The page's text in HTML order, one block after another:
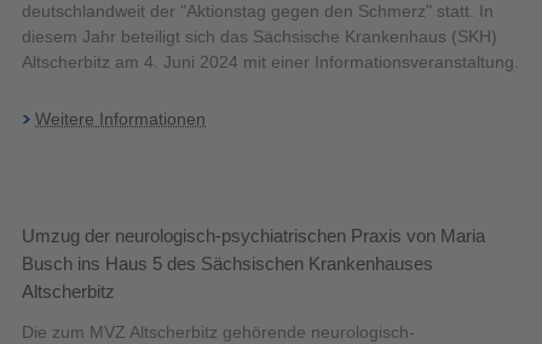
deutschlandweit der "Aktionstag gegen den Schmerz" statt. In
diesem Jahr beteiligt sich das Sächsische Krankenhaus (SKH)
Altscherbitz am 4. Juni 2024 mit einer Informationsveranstaltung.
Weitere Informationen
Umzug der neurologisch-psychiatrischen Praxis von Maria
Busch ins Haus 5 des Sächsischen Krankenhauses
Altscherbitz
Die zum MVZ Altscherbitz gehörende neurologisch-